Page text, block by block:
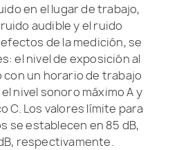
en el lugar de trabajo,
audible y el ruido
de la medición, se
el nivel de exposición al
un horario de trabajo
nivel sonoro máximo A y
C. Los valores límite para
se establecen en 85 dB,
dB, respectivamente.